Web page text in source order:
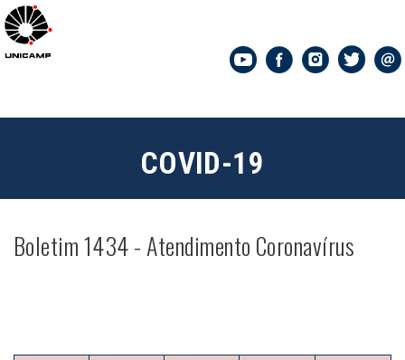
COVID-19
Boletim 1434 - Atendimento Coronavírus